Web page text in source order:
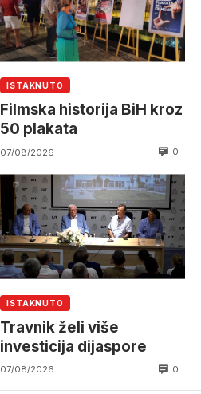
ISTAKNUTO
Filmska historija BiH kroz
50 plakata
07/08/2026 0
ISTAKNUTO
Travnik želi više
investicija dijaspore
07/08/2026 0